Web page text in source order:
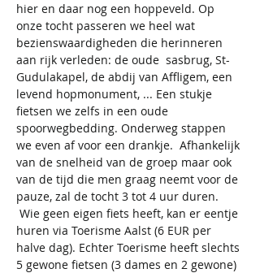
hier en daar nog een hoppeveld. Op
onze tocht passeren we heel wat
bezienswaardigheden die herinneren
aan rijk verleden: de oude  sasbrug, St-
Gudulakapel, de abdij van Affligem, een
levend hopmonument, ... Een stukje
fietsen we zelfs in een oude
spoorwegbedding. Onderweg stappen
we even af voor een drankje.  Afhankelijk
van de snelheid van de groep maar ook
van de tijd die men graag neemt voor de
pauze, zal de tocht 3 tot 4 uur duren.
Wie geen eigen fiets heeft, kan er eentje
huren via Toerisme Aalst (6 EUR per
halve dag). Echter Toerisme heeft slechts
5 gewone fietsen (3 dames en 2 gewone)